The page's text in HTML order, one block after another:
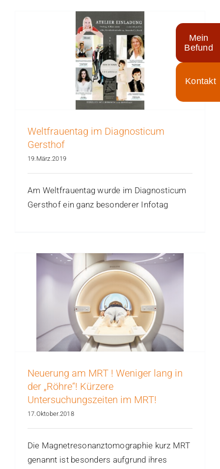
Mein
Befund
Weltfrauentag im Diagnosticum
Gersthof
19.März.2019
Am Weltfrauentag wurde im Diagnosticum
Gersthof ein ganz besonderer Infotag
Neuerung am MRT ! Weniger lang in
der „Röhre“! Kürzere
Untersuchungszeiten im MRT!
17.Oktober.2018
Die Magnetresonanztomographie kurz MRT
genannt ist besonders aufgrund ihres
Toggle
Sliding